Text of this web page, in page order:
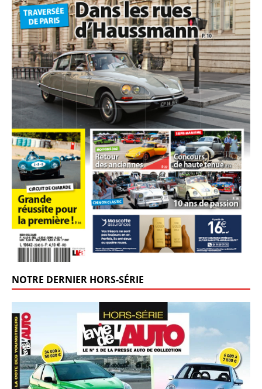
NOTRE DERNIER HORS-SÉRIE